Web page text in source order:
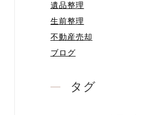
遺品整理
生前整理
不動産売却
ブログ
タグ